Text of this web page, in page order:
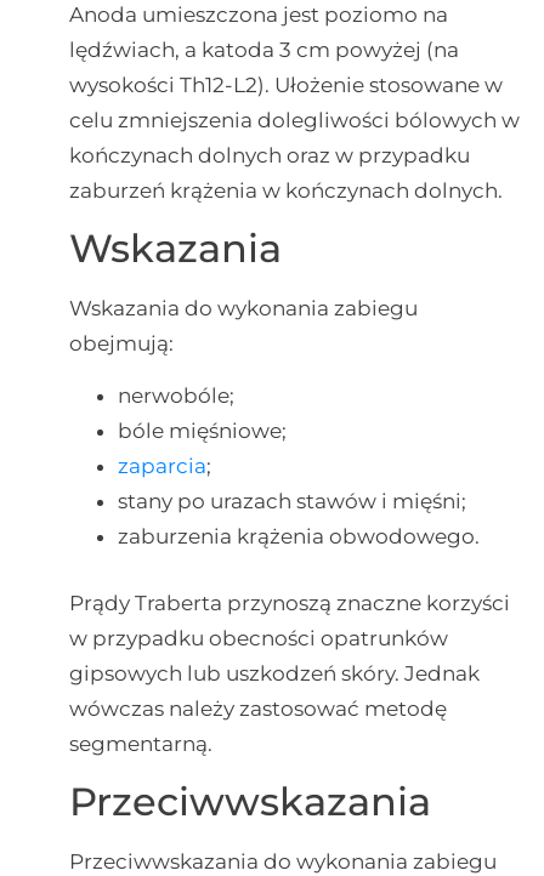
Anoda umieszczona jest poziomo na
lędźwiach, a katoda 3 cm powyżej (na
wysokości Th12-L2). Ułożenie stosowane w
celu zmniejszenia dolegliwości bólowych w
kończynach dolnych oraz w przypadku
zaburzeń krążenia w kończynach dolnych.
Wskazania
Wskazania do wykonania zabiegu
obejmują:
nerwobóle;
bóle mięśniowe;
zaparcia;
stany po urazach stawów i mięśni;
zaburzenia krążenia obwodowego.
Prądy Traberta przynoszą znaczne korzyści
w przypadku obecności opatrunków
gipsowych lub uszkodzeń skóry. Jednak
wówczas należy zastosować metodę
segmentarną.
Przeciwwskazania
Przeciwwskazania do wykonania zabiegu